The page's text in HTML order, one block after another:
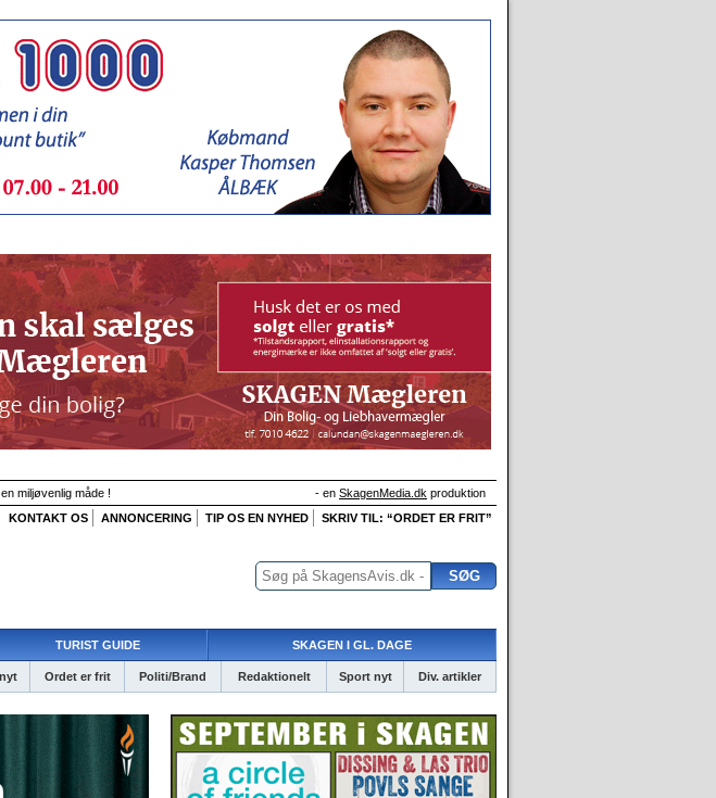
miljøvenlig måde ! - en SkagenMedia.dk produktion
KONTAKT OS
ANNONCERING TIP OS EN NYHED SKRIV TIL: “ORDET ER FRIT”
TURIST GUIDE SKAGEN I GL. DAGE
Ordet er frit Politi/Brand Redaktionelt Sport nyt Div. artikler